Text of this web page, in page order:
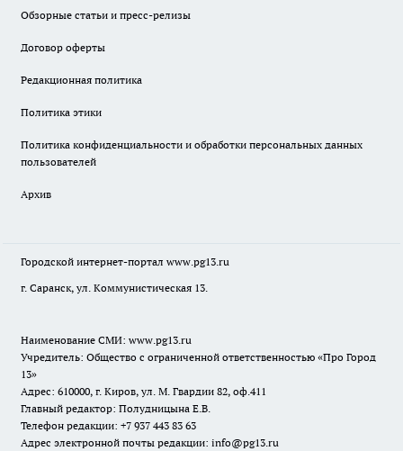
Обзорные статьи и пресс-релизы
Договор оферты
Редакционная политика
Политика этики
Политика конфиденциальности и обработки персональных данных
пользователей
Архив
Городской интернет-портал www.pg13.ru
г. Саранск, ул. Коммунистическая 13.
Наименование СМИ: www.pg13.ru
Учредитель: Общество с ограниченной ответственностью «Про Город
13»
Адрес: 610000, г. Киров, ул. М. Гвардии 82, оф.411
Главный редактор: Полудницына Е.В.
Телефон редакции: +7 937 443 83 63
Адрес электронной почты редакции: info@pg13.ru